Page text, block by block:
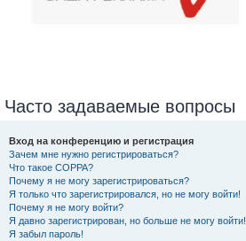
Часто задаваемые вопросы
Вход на конференцию и регистрация
Зачем мне нужно регистрироваться?
Что такое COPPA?
Почему я не могу зарегистрироваться?
Я только что зарегистрировался, но не могу войти!
Почему я не могу войти?
Я давно зарегистрирован, но больше не могу войти!
Я забыл пароль!